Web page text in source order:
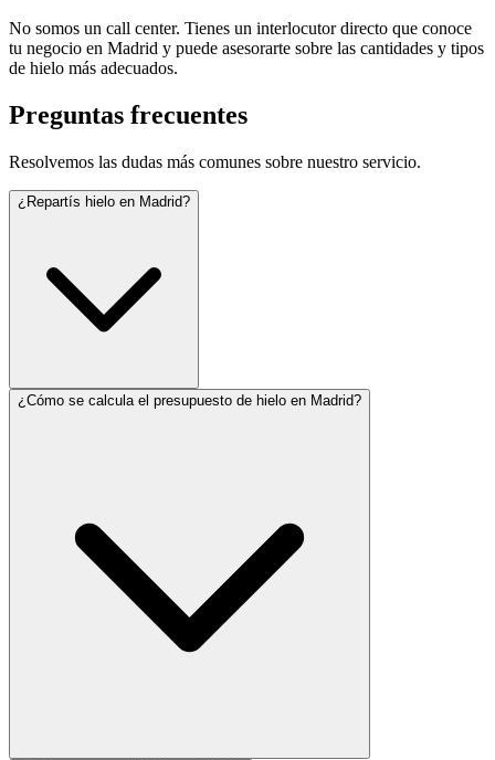
No somos un call center. Tienes un interlocutor directo que conoce
tu negocio en Madrid y puede asesorarte sobre las cantidades y tipos
de hielo más adecuados.
Preguntas frecuentes
Resolvemos las dudas más comunes sobre nuestro servicio.
¿Repartís hielo en Madrid?
¿Cómo se calcula el presupuesto de hielo en Madrid?